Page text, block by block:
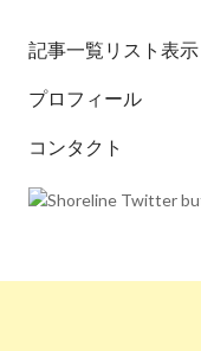
記事一覧リスト表示
プロフィール
コンタクト